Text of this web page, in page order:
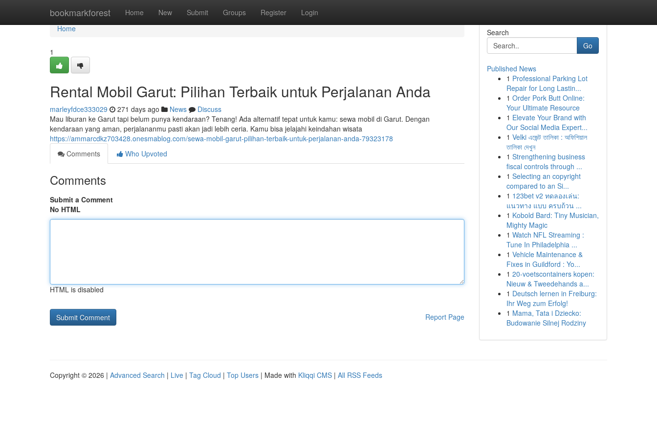
bookmarkforest Home New Submit Groups Register Login
Home
Home
1
Rental Mobil Garut: Pilihan Terbaik untuk Perjalanan Anda
marleyfdce333029 271 days ago News
Discuss
Mau liburan ke Garut tapi belum punya kendaraan? Tenang! Ada alternatif tepat untuk kamu: sewa mobil di Garut. Dengan
kendaraan yang aman, perjalananmu pasti akan jadi lebih ceria. Kamu bisa jelajahi keindahan wisata
https://ammarcdkz703428.onesmablog.com/sewa-mobil-garut-pilihan-terbaik-untuk-perjalanan-anda-79323178
Comments
Who Upvoted
Comments
Submit a Comment
No HTML
HTML is disabled
Report Page
Search
Go
Published News
1 Professional Parking Lot
Repair for Long Lastin...
1 Order Pork Butt Online:
Your Ultimate Resource
1 Elevate Your Brand with
Our Social Media Expert...
1 Velki এজেন্ট তালিকা : অফিশিয়াল
তালিকা দেখুন
1 Strengthening business
fiscal controls through ...
1 Selecting an copyright
compared to an Si...
1 123bet v2 ทดลองเล่น:
แนวทาง แบบ ครบถ้วน ...
1 Kobold Bard: Tiny Musician,
Mighty Magic
1 Watch NFL Streaming :
Tune In Philadelphia ...
1 Vehicle Maintenance &
Fixes in Guildford : Yo...
1 20-voetscontainers kopen:
Nieuw & Tweedehands a...
1 Deutsch lernen in Freiburg:
Ihr Weg zum Erfolg!
1 Mama, Tata i Dziecko:
Budowanie Silnej Rodziny
Copyright © 2026 | Advanced Search | Live | Tag Cloud | Top Users | Made with Kliqqi CMS | All RSS Feeds